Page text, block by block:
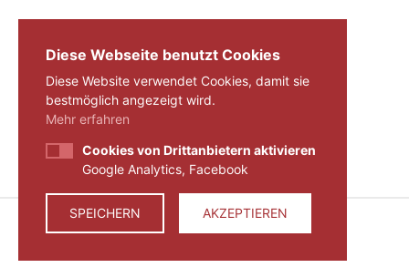
© 2026 ZEIT FÜR VERANTWORTUNG E.V.
Diese Webseite benutzt Cookies
Diese Website verwendet Cookies, damit sie
bestmöglich angezeigt wird.
Mehr erfahren
Cookies von Drittanbietern aktivieren
Google Analytics, Facebook
SPEICHERN AKZEPTIEREN